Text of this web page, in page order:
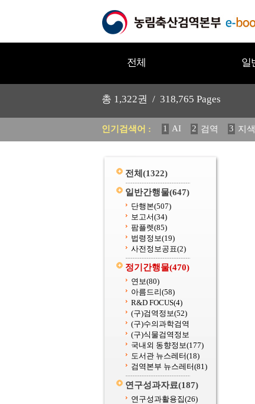
전체 일
총 1,322권 / 318,765 Pages
인기검색어 : 1 AI 2 검역 3 지
11 2025 12 중독성
전체 (1322)
일반간행물(647)
단행본(507)
보고서(34)
팜플렛(85)
법령정보(19)
사전정보공표(2)
정기간행물(470)
연보(80)
아름드리(58)
R&D FOCUS(4)
(구)검역정보(52)
(구)수의과학검역
(구)식물검역정보
국내외 동향정보(177)
도서관 뉴스레터(18)
검역본부 뉴스레터(81)
연구성과자료(187)
연구성과활용집(26)